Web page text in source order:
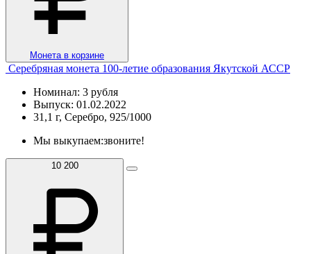
Монета в корзине
Серебряная монета 100-летие образования Якутской АССР
Номинал: 3 рубля
Выпуск: 01.02.2022
31,1 г, Серебро, 925/1000
Мы выкупаем:звоните!
10 200